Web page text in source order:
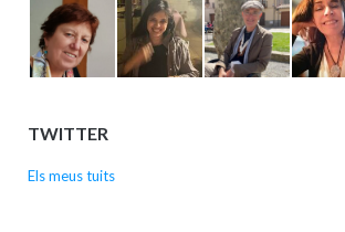
TWITTER
Els meus tuits